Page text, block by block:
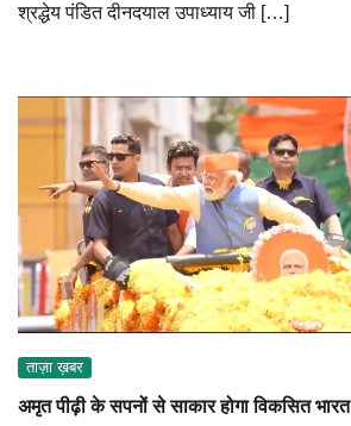
श्रद्धेय पंडित दीनदयाल उपाध्याय जी […]
ताज़ा ख़बर
अमृत पीढ़ी के सपनों से साकार होगा विकसित भारत